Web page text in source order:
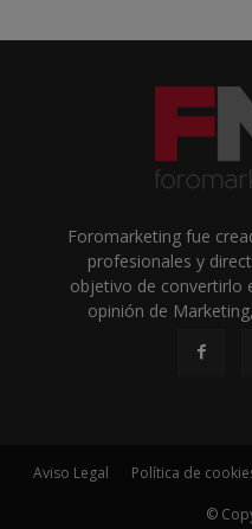
Foromarketing fue
profesionales y
objetivo de convertirlo
opinión de
Aviso Legal Política de
©